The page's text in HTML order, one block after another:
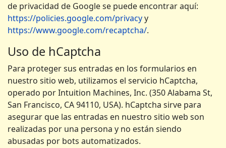
de privacidad de Google se puede encontrar aquí:
https://policies.google.com/privacyy
https://www.google.com/recaptcha/.
Uso de hCaptcha
Para proteger sus entradas en los formularios en
nuestro sitio web, utilizamos el servicio hCaptcha,
operado por Intuition Machines, Inc. (350 Alabama St,
San Francisco, CA 94110, USA). hCaptcha sirve para
asegurar que las entradas en nuestro sitio web son
realizadas por una persona y no están siendo
abusadas por bots automatizados.